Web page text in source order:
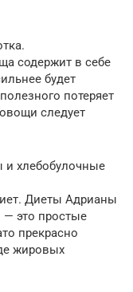
содержит в себе
будет
потеряет
следует
и хлебобулочные
Диеты Адрианы
это простые
прекрасно
жировых